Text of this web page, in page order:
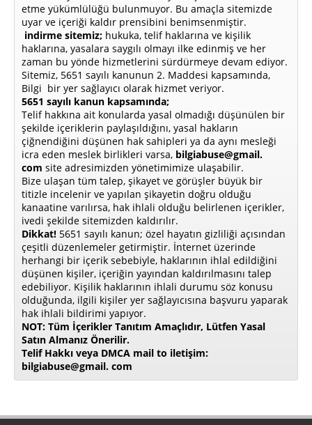
etme yükümlülüğü bulunmuyor. Bu amaçla sitemizde
uyar ve içeriği kaldır prensibini benimsenmiştir.
indirme sitemiz; hukuka, telif haklarına ve kişilik
haklarına, yasalara saygılı olmayı ilke edinmiş ve her
zaman bu yönde hizmetlerini sürdürmeye devam ediyor.
Sitemiz, 5651 sayılı kanunun 2. Maddesi kapsamında,
Bilgi bir yer sağlayıcı olarak hizmet veriyor.
5651 sayılı kanun kapsamında;
Telif hakkına ait konularda yasal olmadığı düşünülen bir
şekilde içeriklerin paylaşıldığını, yasal hakların
çiğnendiğini düşünen hak sahipleri ya da aynı mesleği
icra eden meslek birlikleri varsa, bilgiabuse@gmail.
com site adresimizden yönetimimize ulaşabilir.
Bize ulaşan tüm talep, şikayet ve görüşler büyük bir
titizle incelenir ve yapılan şikayetin doğru olduğu
kanaatine varılırsa, hak ihlali olduğu belirlenen içerikler,
ivedi şekilde sitemizden kaldırılır.
Dikkat! 5651 sayılı kanun; özel hayatın gizliliği açısından
çeşitli düzenlemeler getirmiştir. İnternet üzerinde
herhangi bir içerik sebebiyle, haklarının ihlal edildiğini
düşünen kişiler, içeriğin yayından kaldırılmasını talep
edebiliyor. Kişilik haklarının ihlali durumu söz konusu
olduğunda, ilgili kişiler yer sağlayıcısına başvuru yaparak
hak ihlali bildirimi yapıyor.
NOT: Tüm İçerikler Tanıtım Amaçlıdır, Lütfen Yasal
Satın Almanız Önerilir.
Telif Hakkı veya DMCA mail to iletişim:
bilgiabuse@gmail. com